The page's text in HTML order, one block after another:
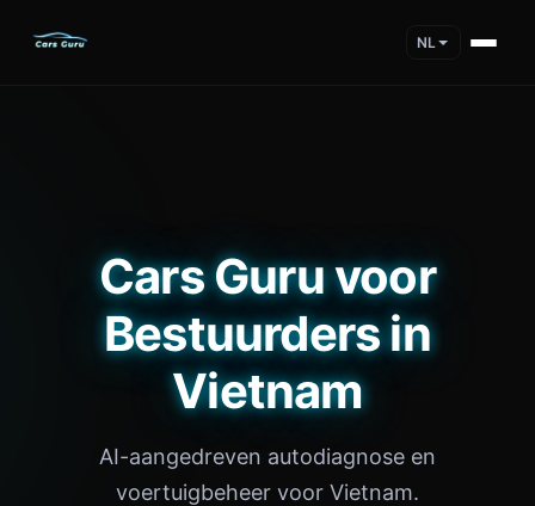
NL
Cars Guru voor
Bestuurders in
Vietnam
AI-aangedreven autodiagnose en
voertuigbeheer voor Vietnam.